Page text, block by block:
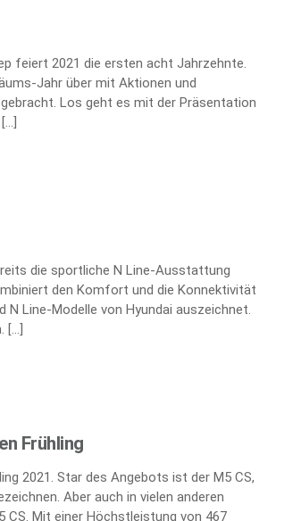
feiert 2021 die ersten acht Jahrzehnte.
Jahr über mit Aktionen und
Los geht es mit der Präsentation
die sportliche N Line-Ausstattung
den Komfort und die Konnektivität
Line-Modelle von Hyundai auszeichnet.
[…]
Frühling
2021. Star des Angebots ist der M5 CS,
Aber auch in vielen anderen
CS. Mit einer Höchstleistung von 467